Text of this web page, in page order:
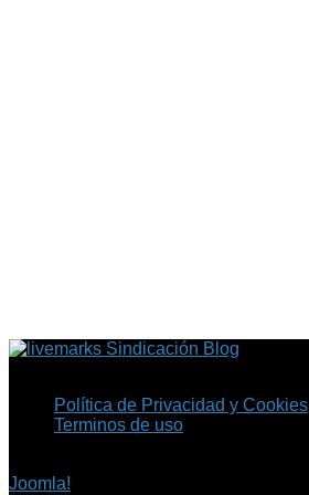
Sindicación Blog
Política de Privacidad y Cookies
Terminos de uso
Joomla!